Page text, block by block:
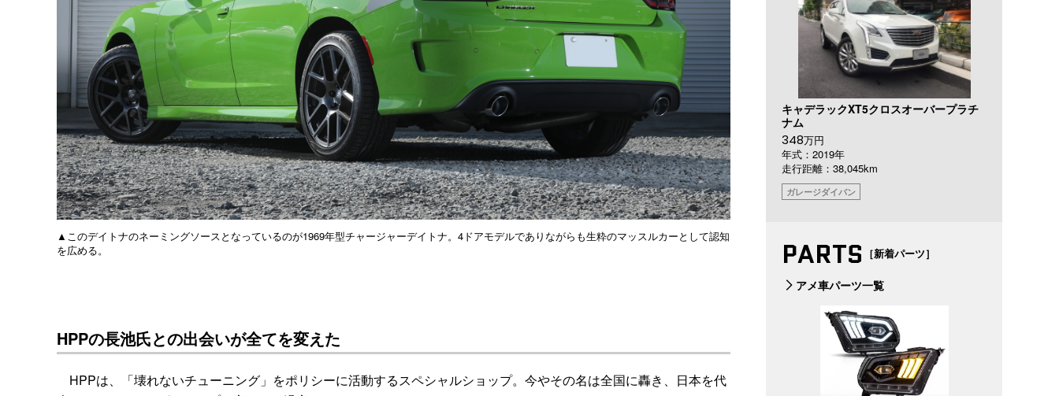
▲このデイトナのネーミングソースとなっているのが1969年型チャージャーデイトナ。4ドアモデルでありながらも生粋のマッスルカーとして認知
を広める。
HPPの長池氏との出会いが全てを変えた
HPPは、「壊れないチューニング」をポリシーに活動するスペシャルショップ。今やその名は全国に轟き、日本を代
キャデラックXT5クロスオーバープラチ
ナム
348万円
年式：2019年
走行距離：38,045km
ガレージダイバン
PARTS ［新着パーツ］
アメ車パーツ一覧